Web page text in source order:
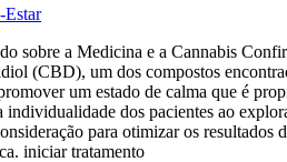
Estar
sobre a Medicina e a Cannabis
(CBD), um dos compostos
um estado de calma que é
dos pacientes ao
para otimizar os
iniciar tratamento